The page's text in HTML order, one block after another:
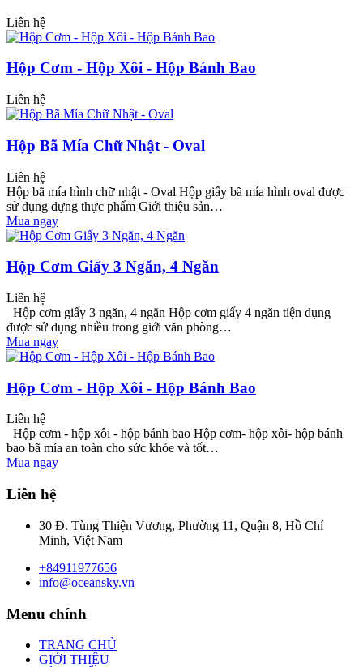
Liên hệ
Hộp Cơm - Hộp Xôi - Hộp Bánh Bao
Liên hệ
Hộp Bã Mía Chữ Nhật - Oval
Liên hệ
Hộp bã mía hình chữ nhật - Oval Hộp giấy bã mía hình oval được
sử dụng đựng thực phẩm Giới thiệu sản…
Mua ngay
Hộp Cơm Giấy 3 Ngăn, 4 Ngăn
Liên hệ
Hộp cơm giấy 3 ngăn, 4 ngăn Hộp cơm giấy 4 ngăn tiện dụng
được sử dụng nhiều trong giới văn phòng…
Mua ngay
Hộp Cơm - Hộp Xôi - Hộp Bánh Bao
Liên hệ
Hộp cơm - hộp xôi - hộp bánh bao Hộp cơm- hộp xôi- hộp bánh
bao bã mía an toàn cho sức khỏe và tốt…
Mua ngay
Liên hệ
30 Đ. Tùng Thiện Vương, Phường 11, Quận 8, Hồ Chí
Minh, Việt Nam
+84911977656
info@oceansky.vn
Menu chính
TRANG CHỦ
GIỚI THIỆU